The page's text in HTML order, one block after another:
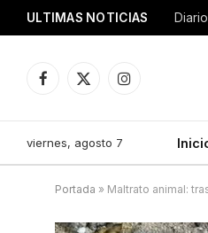
ULTIMAS NOTICIAS
Facebook
X
Instagram
viernes, agosto 7
Portada » Maltrato animal: